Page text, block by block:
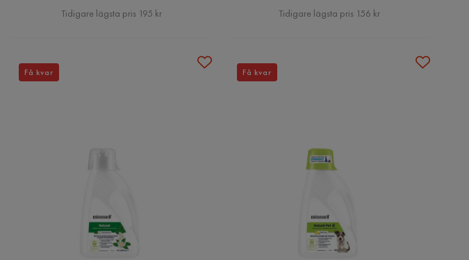
Pris
Tidigare lägsta pris 195 kr
Pris
Tidigare lägsta pris 156 kr
Få kvar Få kvar